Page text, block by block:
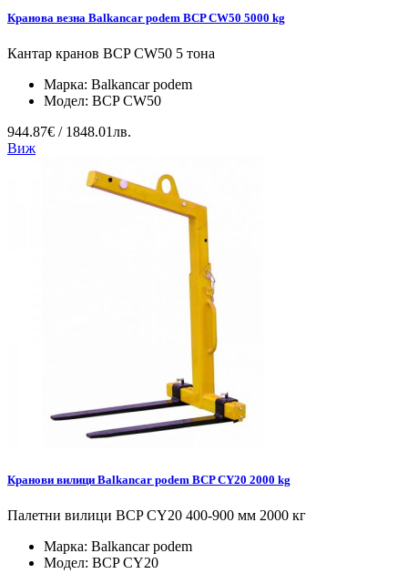
Кранова везна Balkancar podem BCP CW50 5000 kg
Кантар кранов BCP CW50 5 тона
Марка: Balkancar podem
Модел: BCP CW50
944.87€ / 1848.01лв.
Виж
Кранови вилици Balkancar podem BCP CY20 2000 kg
Палетни вилици BCP CY20 400-900 мм 2000 кг
Марка: Balkancar podem
Модел: BCP CY20